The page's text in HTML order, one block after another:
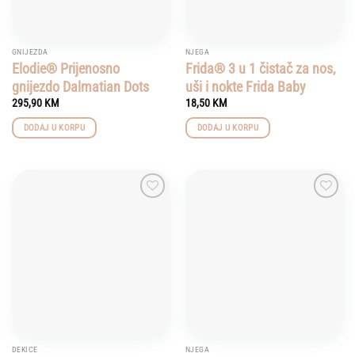
GNIJEZDA
Elodie® Prijenosno
gnijezdo Dalmatian Dots
295,90 KM
DODAJ U KORPU
NJEGA
Frida® 3 u 1 čistač za nos,
uši i nokte Frida Baby
18,50 KM
DODAJ U KORPU
DEKICE NJEGA